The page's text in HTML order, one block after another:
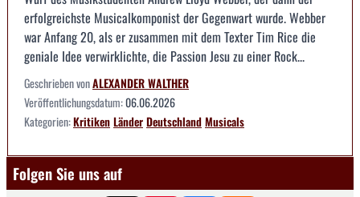
erfolgreichste Musicalkomponist der Gegenwart wurde. Webber
war Anfang 20, als er zusammen mit dem Texter Tim Rice die
geniale Idee verwirklichte, die Passion Jesu zu einer Rock...
Geschrieben vonALEXANDER WALTHER
Veröffentlichungsdatum:06.06.2026
Kategorien:KritikenLänderDeutschlandMusicals
Folgen Sie uns auf